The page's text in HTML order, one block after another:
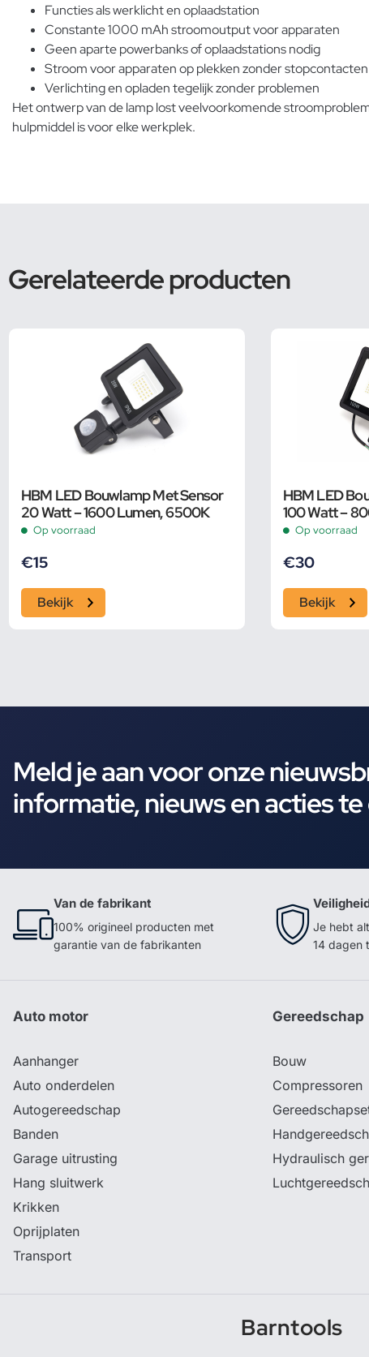
Functies als werklicht en oplaadstation
Constante 1000 mAh stroomoutput voor apparaten
Geen aparte powerbanks of oplaadstations nodig
Stroom voor apparaten op plekken zonder stopcontacten
Verlichting en opladen tegelijk zonder problemen
Het ontwerp van de lamp lost veelvoorkomende
hulpmiddel is voor elke werkplek.
Gerelateerde producten
HBM LED Bouwlamp Met Sensor
20 Watt – 1600 Lumen, 6500K
Op voorraad
€15
Bekijk
HBM LED
100 Watt –
Op voorraad
€30
Bekijk
Meld je aan voor onze
informatie, nieuws en acties
Van de fabrikant
100% origineel producten met
garantie van de fabrikanten
Je hebt
14 dagen
Auto motor
Aanhanger
Auto onderdelen
Autogereedschap
Banden
Garage uitrusting
Hang sluitwerk
Krikken
Oprijplaten
Transport
Gereedschap
Bouw
Compressoren
Hydraulisch
Barntools